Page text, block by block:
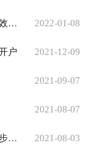
今日头条信息流投放二类电商效果怎么样？ 2022-01-08
户 2021-12-09
2021-09-07
2021-08-07
企业面临品牌推广困境只需四步解围 2021-08-03